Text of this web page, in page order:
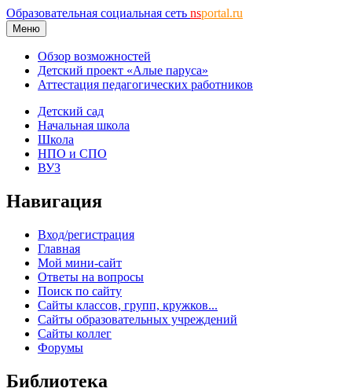
Образовательная социальная сеть nsportal.ru
Меню
Обзор возможностей
Детский проект «Алые паруса»
Аттестация педагогических работников
Детский сад
Начальная школа
Школа
НПО и СПО
ВУЗ
Навигация
Вход/регистрация
Главная
Мой мини-сайт
Ответы на вопросы
Поиск по сайту
Сайты классов, групп, кружков...
Сайты образовательных учреждений
Сайты коллег
Форумы
Библиотека